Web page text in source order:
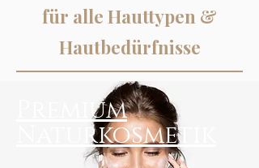
für alle Hauttypen &
Hautbedürfnisse
Premium
Naturkosmetik